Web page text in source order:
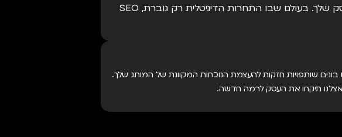
קידום אתרים אורגני הוא השקעה ארוכת טווח שיכולה להניב תוצאות משמעותיות לעסק שלך. בעולם שבו התחרות הדיגיטלית רק גוברת, SEO
בונים שותפויות חזקות להעצמת הנוכחות המקוונת של המותג שלך.
אצלנו תיקחו את העסק לרמה חדשה.